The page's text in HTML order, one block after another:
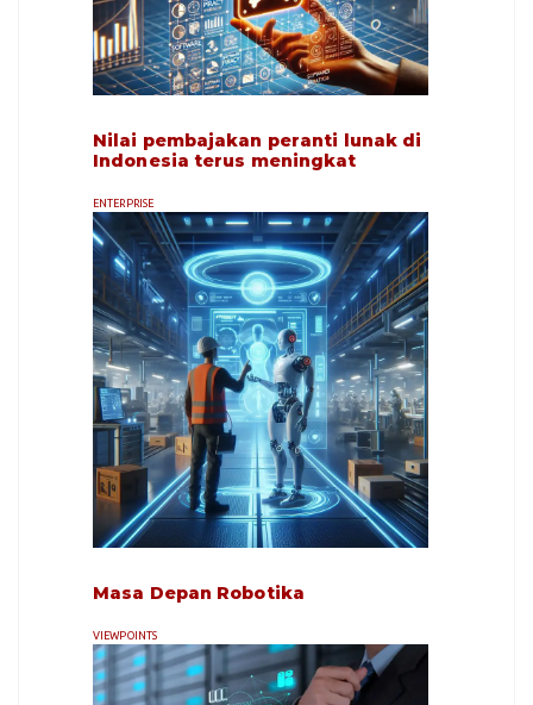
Nilai pembajakan peranti lunak di
Indonesia terus meningkat
ENTERPRISE
Masa Depan Robotika
VIEWPOINTS